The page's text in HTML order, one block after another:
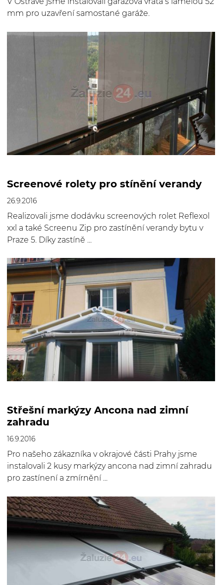
mm pro uzavření samostané garáže.
Screenové rolety pro stínění verandy
26.9.2016
Realizovali jsme dodávku screenových rolet Reflexol
xxl a také Screenu Zip pro zastínění verandy bytu v
Praze 5. Díky zastíně ...
Střešní markýzy Ancona nad zimní
zahradu
16.9.2016
Pro našeho zákazníka v okrajové části Prahy jsme
instalovali 2 kusy markýzy ancona nad zimní zahradu
pro zastínení a zmírnění ...